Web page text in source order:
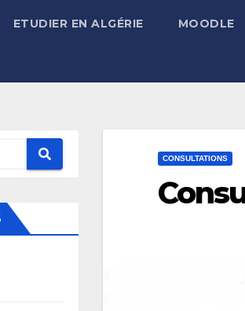
ETUDIER EN ALGÉRIE MOODLE
CONSULTATIONS